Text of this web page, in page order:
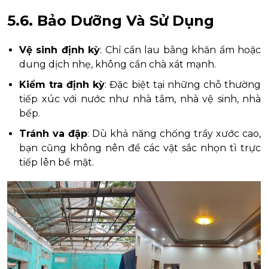
5.6. Bảo Dưỡng Và Sử Dụng
Vệ sinh định kỳ: Chỉ cần lau bằng khăn ẩm hoặc
dung dịch nhẹ, không cần chà xát mạnh.
Kiểm tra định kỳ: Đặc biệt tại những chỗ thường
tiếp xúc với nước như nhà tắm, nhà vệ sinh, nhà
bếp.
Tránh va đập: Dù khả năng chống trầy xước cao,
bạn cũng không nên để các vật sắc nhọn tì trực
tiếp lên bề mặt.